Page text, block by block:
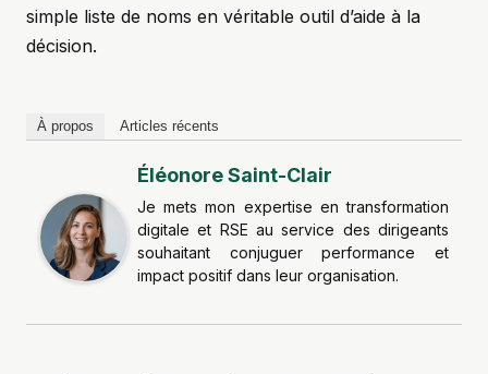
simple liste de noms en véritable outil d’aide à la
décision.
À propos Articles récents
Éléonore Saint-Clair
Je mets mon expertise en transformation
digitale et RSE au service des dirigeants
souhaitant conjuguer performance et
impact positif dans leur organisation.